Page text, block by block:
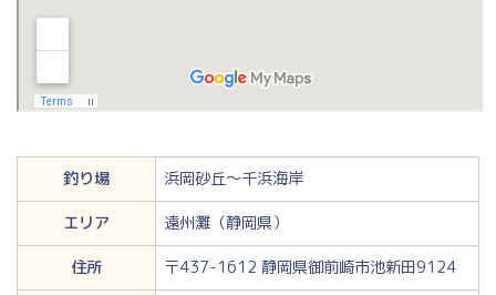
釣り場
浜岡砂丘～千浜海岸
エリア
遠州灘（静岡県）
住所
〒437-1612 静岡県御前崎市池新田9124